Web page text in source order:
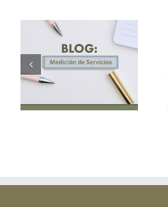
Marketing de
Servicio vs
Marketing de
Producto